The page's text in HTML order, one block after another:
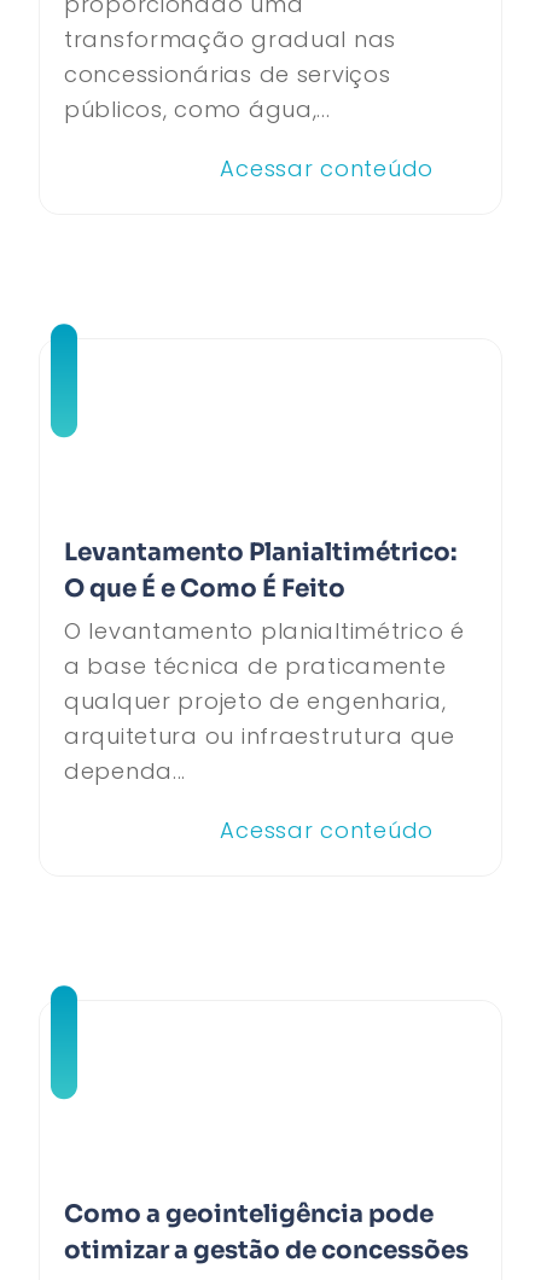
transformação gradual nas
concessionárias de serviços
públicos, como água,...
Acessar conteúdo
Levantamento Planialtimétrico:
O que É e Como É Feito
O levantamento planialtimétrico é
a base técnica de praticamente
qualquer projeto de engenharia,
arquitetura ou infraestrutura que
dependa...
Acessar conteúdo
Como a geointeligência pode
otimizar a gestão de concessões